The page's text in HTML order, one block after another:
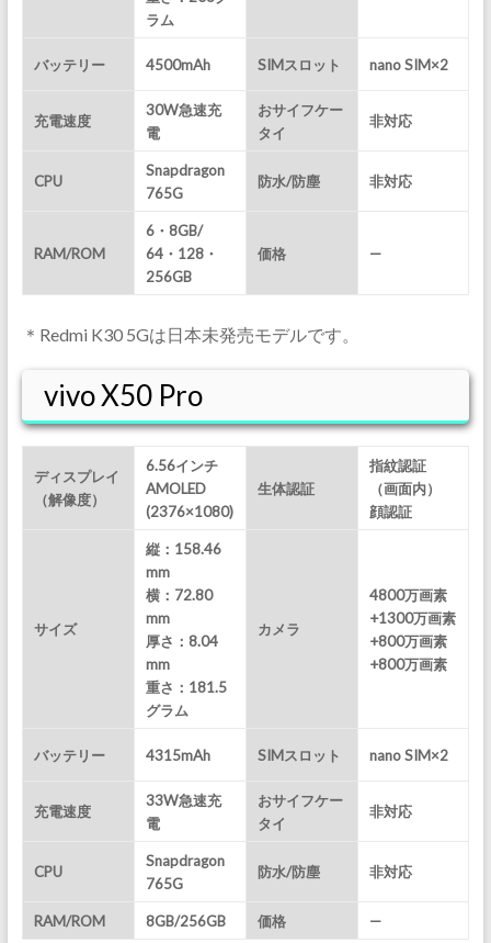
ラム
バッテリー 4500mAh SIMスロット nano SIM×2
充電速度
30W急速充
電
おサイフケー
タイ
非対応
CPU
Snapdragon
765G
防水/防塵 非対応
RAM/ROM
6・8GB/
64・128・
256GB
価格 —
＊Redmi K30 5Gは日本未発売モデルです。
vivo X50 Pro
ディスプレイ
（解像度）
6.56インチ
AMOLED
(2376×1080)
生体認証
指紋認証
（画面内）
顔認証
サイズ
縦：158.46
mm
横：72.80
mm
厚さ：8.04
mm
重さ：181.5
グラム
カメラ
4800万画素
+1300万画素
+800万画素
+800万画素
バッテリー 4315mAh SIMスロット nano SIM×2
充電速度
33W急速充
電
おサイフケー
タイ
非対応
CPU
Snapdragon
765G
防水/防塵 非対応
RAM/ROM 8GB/256GB 価格 —